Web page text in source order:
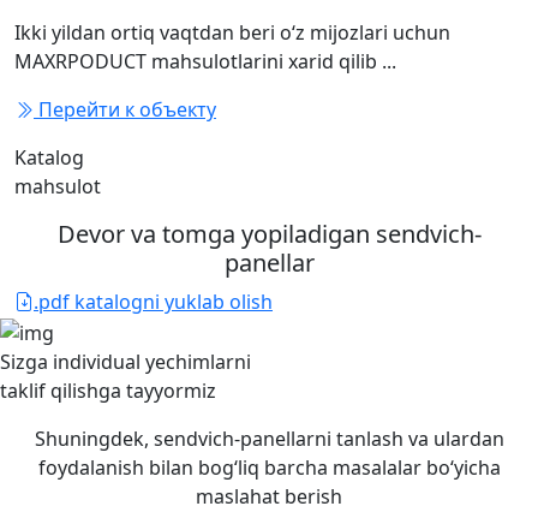
Ikki yildan ortiq vaqtdan beri o‘z mijozlari uchun
MAXRPODUCT mahsulotlarini xarid qilib ...
Перейти к объекту
Katalog
mahsulot
Devor va tomga yopiladigan sendvich-
panellar
.pdf katalogni yuklab olish
Sizga individual yechimlarni
taklif qilishga tayyormiz
Shuningdek, sendvich-panellarni tanlash va ulardan
foydalanish bilan bog‘liq barcha masalalar bo‘yicha
maslahat berish